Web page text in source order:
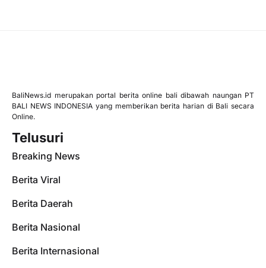
BaliNews.id merupakan portal berita online bali dibawah naungan PT
BALI NEWS INDONESIA yang memberikan berita harian di Bali secara
Online.
Telusuri
Breaking News
Berita Viral
Berita Daerah
Berita Nasional
Berita Internasional